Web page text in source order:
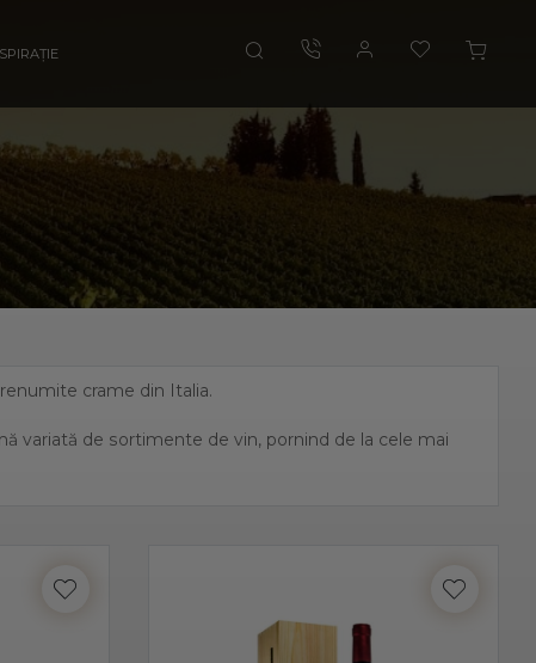
crame din Italia.
variată de sortimente de vin, pornind de la cele mai
că ne dorim să aducem Italia la tine acasă!